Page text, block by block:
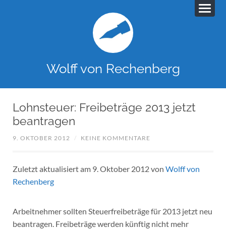
Wolff von Rechenberg
Lohnsteuer: Freibeträge 2013 jetzt
beantragen
9. OKTOBER 2012 / KEINE KOMMENTARE
Zuletzt aktualisiert am 9. Oktober 2012 von Wolff von
Rechenberg
Arbeitnehmer sollten Steuerfreibeträge für 2013 jetzt neu
beantragen. Freibeträge werden künftig nicht mehr